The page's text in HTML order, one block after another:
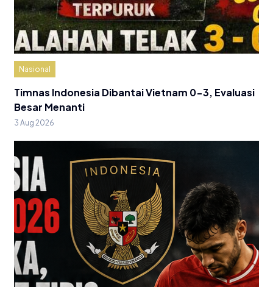
Nasional
Timnas Indonesia Dibantai Vietnam 0-3, Evaluasi
Besar Menanti
3 Aug 2026